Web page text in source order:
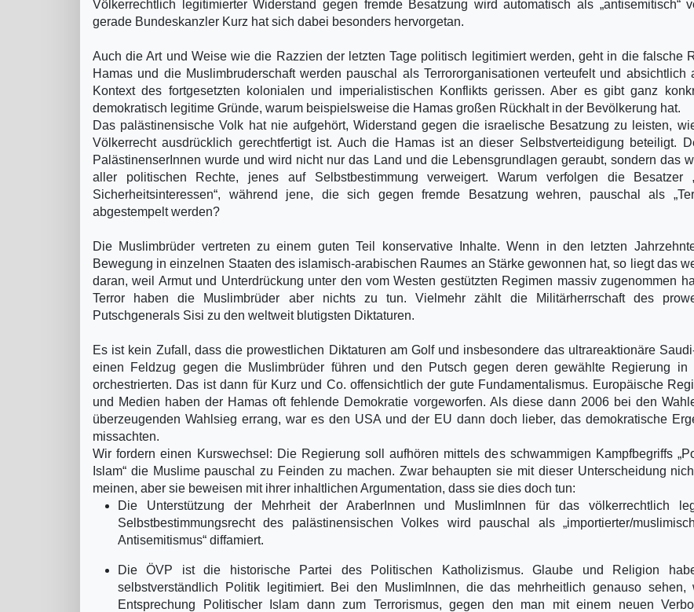
Völkerrechtlich legitimierter Widerstand gegen fremde Besatzung wird automatisch als „antisemitisch“
gerade Bundeskanzler Kurz hat sich dabei besonders hervorgetan.
Auch die Art und Weise wie die Razzien der letzten Tage politisch legitimiert werden, geht in die falsche
Hamas und die Muslimbruderschaft werden pauschal als Terrororganisationen verteufelt und absichtlich
Kontext des fortgesetzten kolonialen und imperialistischen Konflikts gerissen. Aber es gibt ganz
demokratisch legitime Gründe, warum beispielsweise die Hamas großen Rückhalt in der Bevölkerung hat.
Das palästinensische Volk hat nie aufgehört, Widerstand gegen die israelische Besatzung zu leisten,
Völkerrecht ausdrücklich gerechtfertigt ist. Auch die Hamas ist an dieser Selbstverteidigung beteiligt.
PalästinenserInnen wurde und wird nicht nur das Land und die Lebensgrundlagen geraubt, sondern das
aller politischen Rechte, jenes auf Selbstbestimmung verweigert. Warum verfolgen die Besatzer
Sicherheitsinteressen“, während jene, die sich gegen fremde Besatzung wehren, pauschal als
abgestempelt werden?
Die Muslimbrüder vertreten zu einem guten Teil konservative Inhalte. Wenn in den letzten
Bewegung in einzelnen Staaten des islamisch-arabischen Raumes an Stärke gewonnen hat, so liegt das
daran, weil Armut und Unterdrückung unter den vom Westen gestützten Regimen massiv zugenommen
Terror haben die Muslimbrüder aber nichts zu tun. Vielmehr zählt die Militärherrschaft des
Putschgenerals Sisi zu den weltweit blutigsten Diktaturen.
Es ist kein Zufall, dass die prowestlichen Diktaturen am Golf und insbesondere das ultrareaktionäre
einen Feldzug gegen die Muslimbrüder führen und den Putsch gegen deren gewählte Regierung in
orchestrierten. Das ist dann für Kurz und Co. offensichtlich der gute Fundamentalismus. Europäische
und Medien haben der Hamas oft fehlende Demokratie vorgeworfen. Als diese dann 2006 bei den
überzeugenden Wahlsieg errang, war es den USA und der EU dann doch lieber, das demokratische
missachten.
Wir fordern einen Kurswechsel: Die Regierung soll aufhören mittels des schwammigen Kampfbegriffs
Islam“ die Muslime pauschal zu Feinden zu machen. Zwar behaupten sie mit dieser Unterscheidung
meinen, aber sie beweisen mit ihrer inhaltlichen Argumentation, dass sie dies doch tun:
Die Unterstützung der Mehrheit der AraberInnen und MuslimInnen für das völkerrechtlich
Selbstbestimmungsrecht des palästinensischen Volkes wird pauschal als „importierter/
Antisemitismus“ diffamiert.
Die ÖVP ist die historische Partei des Politischen Katholizismus. Glaube und Religion
selbstverständlich Politik legitimiert. Bei den MuslimInnen, die das mehrheitlich genauso sehen,
Entsprechung Politischer Islam dann zum Terrorismus, gegen den man mit einem neuen